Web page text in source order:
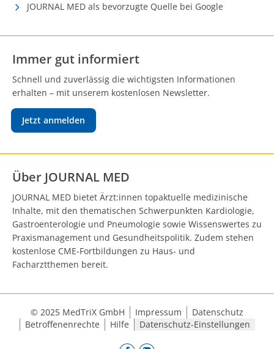
JOURNAL MED als bevorzugte Quelle bei Google
Immer gut informiert
Schnell und zuverlässig die wichtigsten Informationen
erhalten – mit unserem kostenlosen Newsletter.
Jetzt anmelden
Über JOURNAL MED
JOURNAL MED bietet Ärzt:innen topaktuelle medizinische
Inhalte, mit den thematischen Schwerpunkten Kardiologie,
Gastroenterologie und Pneumologie sowie Wissenswertes zu
Praxismanagement und Gesundheitspolitik. Zudem stehen
kostenlose CME-Fortbildungen zu Haus- und
Facharztthemen bereit.
© 2025 MedTriX GmbH Impressum
Datenschutz
Betroffenenrechte
Hilfe Datenschutz-Einstellungen